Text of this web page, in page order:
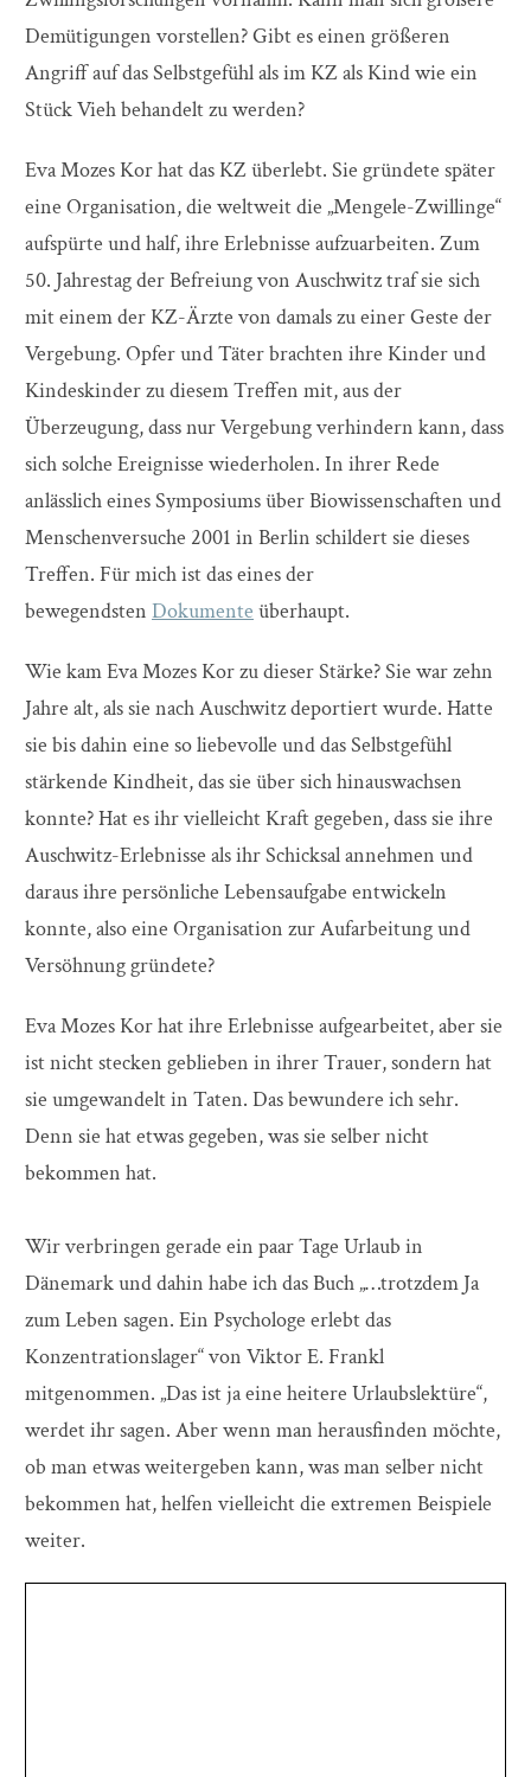
Demütigungen vorstellen? Gibt es einen größeren
Angriff auf das Selbstgefühl als im KZ als Kind wie ein
Stück Vieh behandelt zu werden?
Eva Mozes Kor hat das KZ überlebt. Sie gründete später
eine Organisation, die weltweit die „Mengele-Zwillinge“
aufspürte und half, ihre Erlebnisse aufzuarbeiten. Zum
50. Jahrestag der Befreiung von Auschwitz traf sie sich
mit einem der KZ-Ärzte von damals zu einer Geste der
Vergebung. Opfer und Täter brachten ihre Kinder und
Kindeskinder zu diesem Treffen mit, aus der
Überzeugung, dass nur Vergebung verhindern kann, dass
sich solche Ereignisse wiederholen. In ihrer Rede
anlässlich eines Symposiums über Biowissenschaften und
Menschenversuche 2001 in Berlin schildert sie dieses
Treffen. Für mich ist das eines der
bewegendsten Dokumente überhaupt.
Wie kam Eva Mozes Kor zu dieser Stärke? Sie war zehn
Jahre alt, als sie nach Auschwitz deportiert wurde. Hatte
sie bis dahin eine so liebevolle und das Selbstgefühl
stärkende Kindheit, das sie über sich hinauswachsen
konnte? Hat es ihr vielleicht Kraft gegeben, dass sie ihre
Auschwitz-Erlebnisse als ihr Schicksal annehmen und
daraus ihre persönliche Lebensaufgabe entwickeln
konnte, also eine Organisation zur Aufarbeitung und
Versöhnung gründete?
Eva Mozes Kor hat ihre Erlebnisse aufgearbeitet, aber sie
ist nicht stecken geblieben in ihrer Trauer, sondern hat
sie umgewandelt in Taten. Das bewundere ich sehr.
Denn sie hat etwas gegeben, was sie selber nicht
bekommen hat.
Wir verbringen gerade ein paar Tage Urlaub in
Dänemark und dahin habe ich das Buch „…trotzdem Ja
zum Leben sagen. Ein Psychologe erlebt das
Konzentrationslager“ von Viktor E. Frankl
mitgenommen. „Das ist ja eine heitere Urlaubslektüre“,
werdet ihr sagen. Aber wenn man herausfinden möchte,
ob man etwas weitergeben kann, was man selber nicht
bekommen hat, helfen vielleicht die extremen Beispiele
weiter.